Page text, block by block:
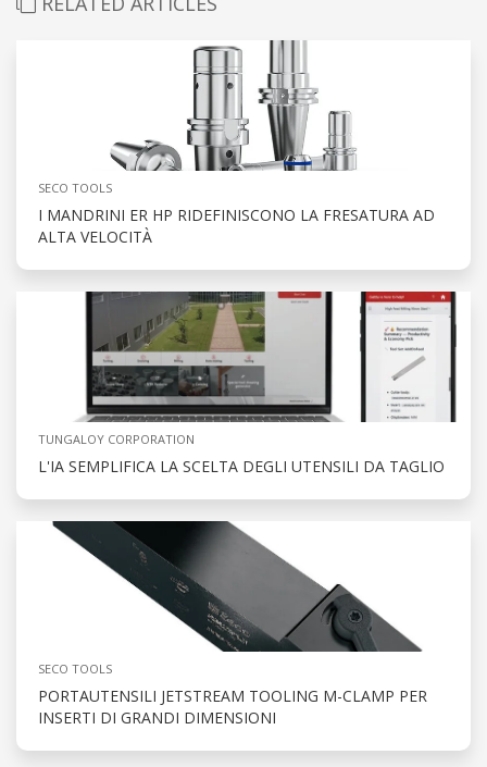
SECO TOOLS
I MANDRINI ER HP RIDEFINISCONO LA FRESATURA AD
ALTA VELOCITÀ
TUNGALOY CORPORATION
L'IA SEMPLIFICA LA SCELTA DEGLI UTENSILI DA TAGLIO
SECO TOOLS
PORTAUTENSILI JETSTREAM TOOLING M-CLAMP PER
INSERTI DI GRANDI DIMENSIONI